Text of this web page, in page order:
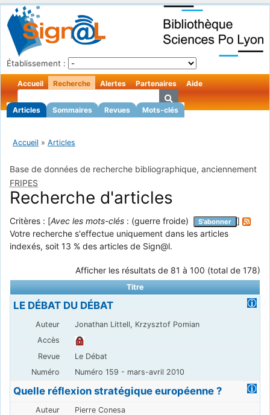
Établissement :
Accueil Recherche
Articles Sommaires Revues Mots-clés
Alertes Partenaires Aide
Accueil » Articles
Base de données de recherche bibliographique, anciennement
FRIPES
Recherche d'articles
Critères : [Avec les mots-clés : (guerre froide) S'abonner
]
Votre recherche s'effectue uniquement dans les articles
indexés, soit 13 % des articles de Sign@l.
Afficher les résultats de 81 à 100 (total de 178)
Titre
LE DÉBAT DU DÉBAT
Jonathan Littell, Krzysztof Pomian
Le Débat
Numéro 159 - mars-avril 2010
Quelle réflexion stratégique européenne ?
Pierre Conesa